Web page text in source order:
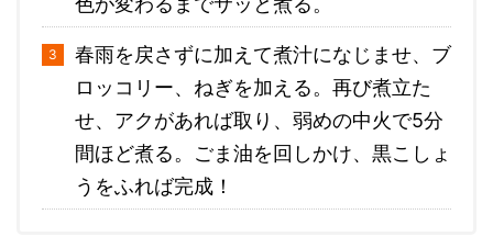
春雨を戻さずに加えて煮汁になじませ、ブ
ロッコリー、ねぎを加える。再び煮立た
せ、アクがあれば取り、弱めの中火で5分
間ほど煮る。ごま油を回しかけ、黒こしょ
うをふれば完成！